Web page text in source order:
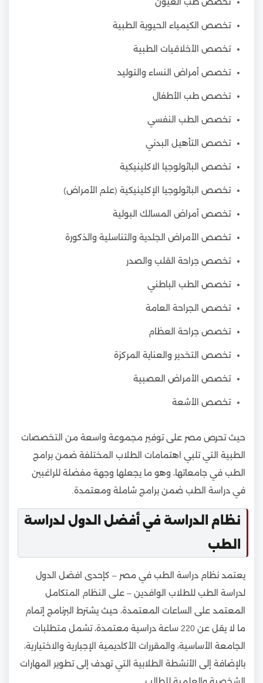
تخصص الكيمياء الحيوية الطبية
تخصص الأخلاقيات الطبية
تخصص أمراض النساء والتوليد
تخصص طب الأطفال
تخصص الطب النفسي
تخصص التأهيل البدني
تخصص الباثولوجيا الاكلينيكية
تخصص الباثولوجيا الإكلينيكية (علم الأمراض)
تخصص أمراض المسالك البولية
تخصص الأمراض الجلدية والتناسلية والذكورة
تخصص جراحة القلب والصدر
تخصص الطب الباطني
تخصص الجراحة العامة
تخصص جراحة العظام
تخصص التخدير والعناية المركزة
تخصص الأمراض العصبية
تخصص الأشعة
حيث تحرص مصر على توفير مجموعة واسعة من التخصصات
الطبية التي تلبي اهتمامات الطلاب المختلفة ضمن برامج
الطب في جامعاتها، وهو ما يجعلها وجهة مفضلة للراغبين
في دراسة الطب ضمن برامج شاملة ومعتمدة.
نظام الدراسة في أفضل الدول لدراسة
الطب
يعتمد نظام دراسة الطب في مصر – كإحدى افضل الدول
لدراسة الطب للطلاب الوافدين – على النظام المتكامل
المعتمد على الساعات المعتمدة، حيث يشترط البرنامج إتمام
ما لا يقل عن 220 ساعة دراسية معتمدة، تشمل متطلبات
الجامعة الأساسية، والمقررات الأكاديمية الإجبارية والاختيارية،
بالإضافة إلى الأنشطة الطلابية التي تهدف إلى تطوير المهارات
الشخصية والعلمية للطالب.